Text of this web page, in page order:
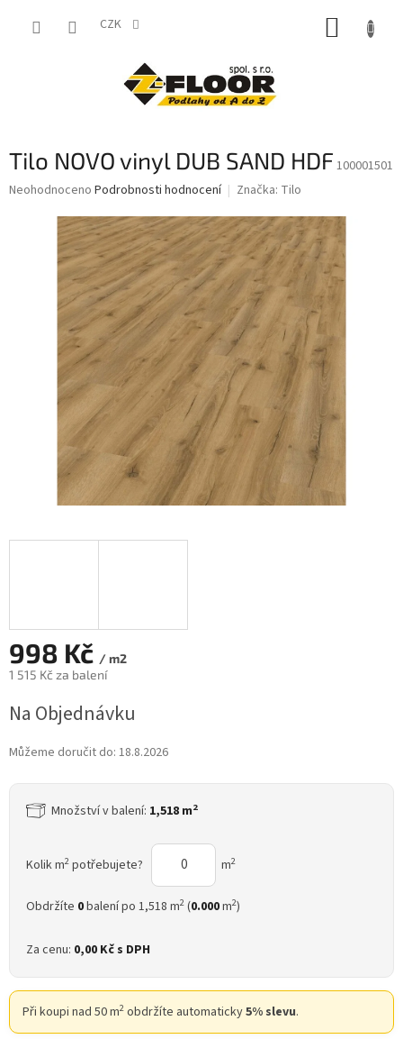
CZK
Tilo NOVO vinyl DUB SAND HDF 100001501
Průměrné
hvězdiček.
Neohodnoceno Podrobnosti hodnocení Značka: Tilo
998 Kč / m2
1 515 Kč za balení
cena:
Na Objednávku
Můžeme doručit do: 18.8.2026
Množství v balení: 1,518 m2
Kolik m2 potřebujete? m2
Obdržíte 0balení po 1,518 m2 (0.000m2)
Za cenu: 0,00 Kčs DPH
Při koupi nad 50 m2 obdržíte automaticky5% slevu.